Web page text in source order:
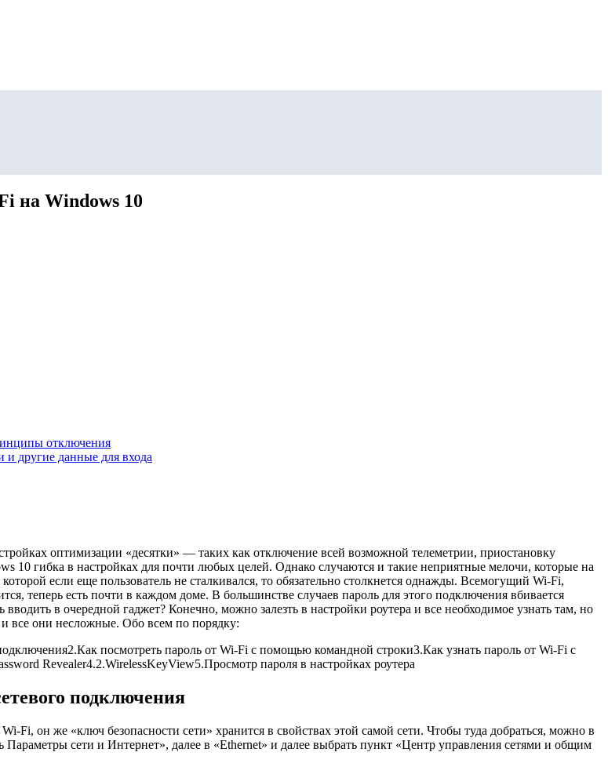
на Windows 10
отключения
и другие данные для входа
оптимизации «десятки» — таких как отключение всей возможной телеметрии, приостановку
10 гибка в настройках для почти любых целей. Однако случаются и такие неприятные мелочи, которые на
если еще пользователь не сталкивался, то обязательно столкнется однажды. Всемогущий Wi-Fi,
теперь есть почти в каждом доме. В большинстве случаев пароль для этого подключения вбивается
в очередной гаджет? Конечно, можно залезть в настройки роутера и все необходимое узнать там, но
все они несложные. Обо всем по порядку:
2.Как посмотреть пароль от Wi-Fi с помощью командной строки3.Как узнать пароль от Wi-Fi c
Revealer4.2.WirelessKeyView5.Просмотр пароля в настройках роутера
подключения
Fi, он же «ключ безопасности сети» хранится в свойствах этой самой сети. Чтобы туда добраться, можно в
сети и Интернет», далее в «Ethernet» и далее выбрать пункт «Центр управления сетями и общим